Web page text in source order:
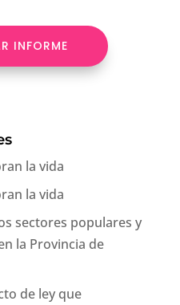
INFORME
la vida
la vida
sectores populares y
la Provincia de
de ley que